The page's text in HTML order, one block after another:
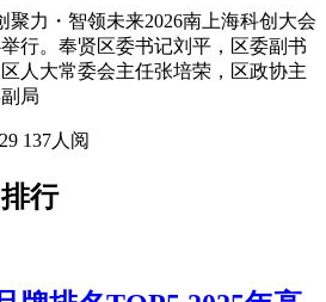
聚力・智领未来2026南上海科创大会
行。奉贤区委书记刘平，区委副书
人大常委会主任张培荣，区政协主
局
137人阅
行